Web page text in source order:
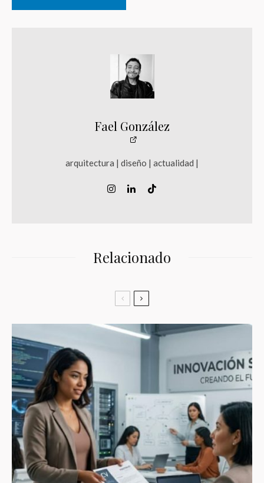
Fael González
arquitectura | diseño | actualidad |
Relacionado